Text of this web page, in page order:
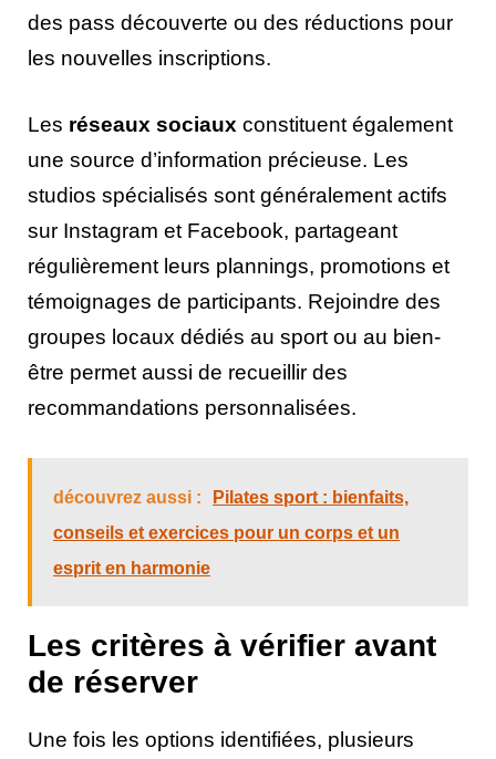
des pass découverte ou des réductions pour
les nouvelles inscriptions.
Les réseaux sociaux constituent également
une source d’information précieuse. Les
studios spécialisés sont généralement actifs
sur Instagram et Facebook, partageant
régulièrement leurs plannings, promotions et
témoignages de participants. Rejoindre des
groupes locaux dédiés au sport ou au bien-
être permet aussi de recueillir des
recommandations personnalisées.
découvrez aussi :
Pilates sport : bienfaits,
conseils et exercices pour un corps et un
esprit en harmonie
Les critères à vérifier avant
de réserver
Une fois les options identifiées, plusieurs